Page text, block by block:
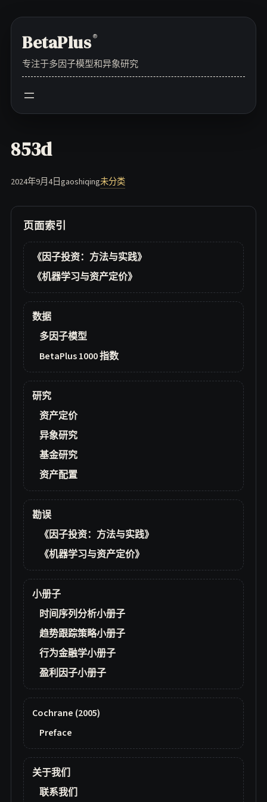
contentBetaPlus®
专注于多因子模型和异象研究
853d
2024年9月4日gaoshiqing未分类
页面索引
《因子投资：方法与实践》
《机器学习与资产定价》
数据
多因子模型
BetaPlus 1000 指数
研究
资产定价
异象研究
基金研究
资产配置
勘误
《因子投资：方法与实践》
《机器学习与资产定价》
小册子
时间序列分析小册子
趋势跟踪策略小册子
行为金融学小册子
盈利因子小册子
Cochrane (2005)
Preface
关于我们
联系我们